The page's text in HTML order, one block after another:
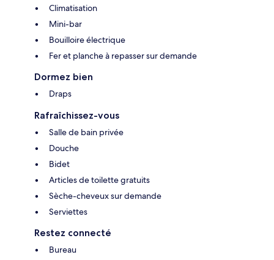
Climatisation
Mini-bar
Bouilloire électrique
Fer et planche à repasser sur demande
Dormez bien
Draps
Rafraîchissez-vous
Salle de bain privée
Douche
Bidet
Articles de toilette gratuits
Sèche-cheveux sur demande
Serviettes
Restez connecté
Bureau